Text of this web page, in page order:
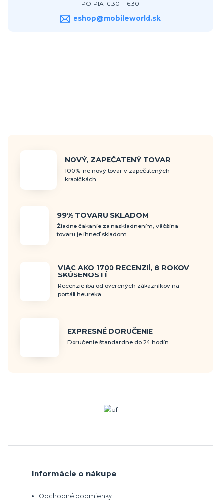
PO-PIA 10:30 - 16:30
eshop@mobileworld.sk
NOVÝ, ZAPEČATENÝ TOVAR
100%-ne nový tovar v zapečatených
krabičkách
99% TOVARU SKLADOM
Žiadne čakanie za naskladnením, väčšina
tovaru je ihneď skladom
VIAC AKO 1700 RECENZIÍ, 8 ROKOV
SKÚSENOSTÍ
Recenzie iba od overených zákazníkov na
portáli heureka
EXPRESNÉ DORUČENIE
Doručenie štandardne do 24 hodín
Informácie o nákupe
Obchodné podmienky